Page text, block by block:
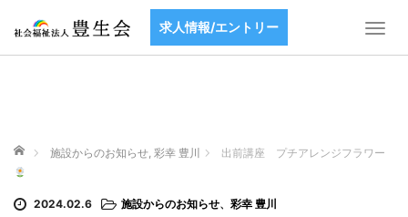
T
o
n
求人情報/エントリー
ホーム 施設からのお知らせ, 彩幸 豊川 出前講座 プチアレンジフラワー
2024.02.6 施設からのお知らせ、 彩幸 豊川